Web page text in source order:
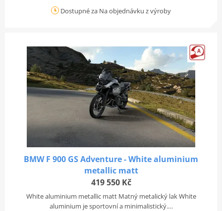
Dostupné za Na objednávku z výroby
BMW F 900 GS Adventure - White aluminium
metallic matt
419 550 Kč
White aluminium metallic matt Matný metalický lak White
aluminium je sportovní a minimalistický.…